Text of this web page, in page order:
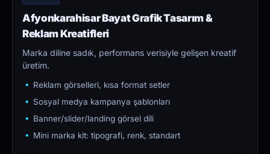
Afyonkarahisar Bayat Grafik Tasarım &
Reklam Kreatifleri
Marka diline sadık, performans verisiyle gelişen kreatif
üretim.
Reklam görselleri, kısa format setler
Sosyal medya kampanya şablonları
Banner/slider/landing görsel dili
Mini marka kit: tipografi, renk, standart